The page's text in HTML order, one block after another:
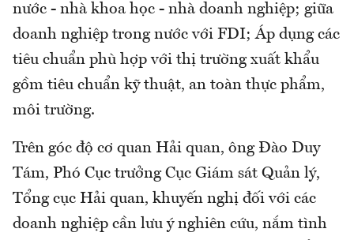
nước - nhà khoa học - nhà doanh nghiệp; giữa
doanh nghiệp trong nước với FDI; Áp dụng các
tiêu chuẩn phù hợp với thị trường xuất khẩu
gồm tiêu chuẩn kỹ thuật, an toàn thực phẩm,
môi trường.
Trên góc độ cơ quan Hải quan, ông Đào Duy
Tám, Phó Cục trưởng Cục Giám sát Quản lý,
Tổng cục Hải quan, khuyến nghị đối với các
doanh nghiệp cần lưu ý nghiên cứu, nắm tình